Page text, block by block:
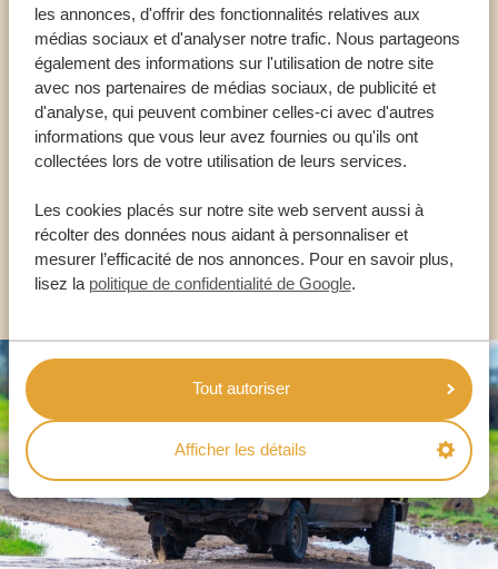
les annonces, d'offrir des fonctionnalités relatives aux
médias sociaux et d'analyser notre trafic. Nous partageons
également des informations sur l'utilisation de notre site
avec nos partenaires de médias sociaux, de publicité et
d'analyse, qui peuvent combiner celles-ci avec d'autres
informations que vous leur avez fournies ou qu'ils ont
collectées lors de votre utilisation de leurs services.
Les cookies placés sur notre site web servent aussi à
récolter des données nous aidant à personnaliser et
mesurer l’efficacité de nos annonces. Pour en savoir plus,
lisez la politique de confidentialité de Google.
Tout autoriser
Afficher les détails
Appelez un expert
NOS SPÉCIALISTES SONT LÀ POUR VOUS
FR:+33 2 57 88 00 88
AUTRES PAYS